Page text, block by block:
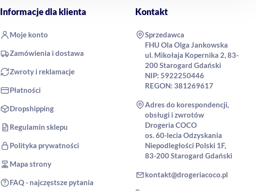
Informacje dla klienta
Moje konto
Zamówienia i dostawa
Zwroty i reklamacje
Płatności
Dropshipping
Regulamin sklepu
Polityka prywatności
Mapa strony
FAQ - najczęstsze pytania
Kontakt
Sprzedawca
FHU Ola Olga Jankowska
ul. Mikołaja Kopernika 2, 83-
200 Starogard Gdański
NIP: 5922250446
REGON: 381269617
Adres do korespondencji,
obsługi i zwrotów
Drogeria COCO
os. 60-lecia Odzyskania
Niepodległości Polski 1F,
83-200 Starogard Gdański
kontakt@drogeriacoco.pl